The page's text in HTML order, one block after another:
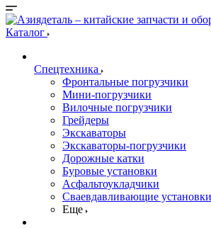
Каталог
Спецтехника
Фронтальные погрузчики
Мини-погрузчики
Вилочные погрузчики
Грейдеры
Экскаваторы
Экскаваторы-погрузчики
Дорожные катки
Буровые установки
Асфальтоукладчики
Сваевдавливающие установки
Еще